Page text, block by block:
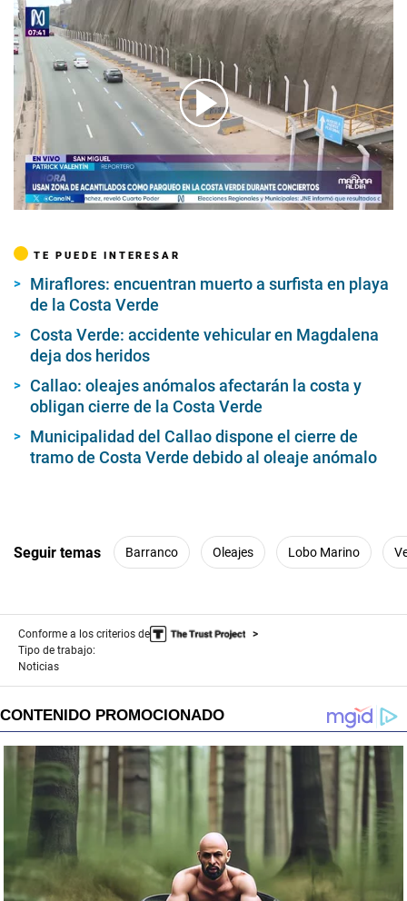
00:00/02:06
TE PUEDE INTERESAR
Miraflores: encuentran muerto a surfista en playa
de la Costa Verde
Costa Verde: accidente vehicular en Magdalena
deja dos heridos
Callao: oleajes anómalos afectarán la costa y
obligan cierre de la Costa Verde
Municipalidad del Callao dispone el cierre de
tramo de Costa Verde debido al oleaje anómalo
Seguir temas Barranco Oleajes Lobo Marino
Conforme a los criterios de
Tipo de trabajo:
Noticias